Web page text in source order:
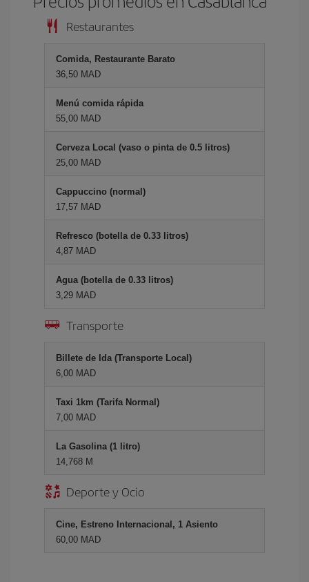
Restaurantes
Comida, Restaurante Barato
36,50 MAD
Menú comida rápida
55,00 MAD
Cerveza Local (vaso o pinta de 0.5 litros)
25,00 MAD
Cappuccino (normal)
17,57 MAD
Refresco (botella de 0.33 litros)
4,87 MAD
Agua (botella de 0.33 litros)
3,29 MAD
Transporte
Billete de Ida (Transporte Local)
6,00 MAD
Taxi 1km (Tarifa Normal)
7,00 MAD
La Gasolina (1 litro)
14,768 M
Deporte y Ocio
Cine, Estreno Internacional, 1 Asiento
60,00 MAD